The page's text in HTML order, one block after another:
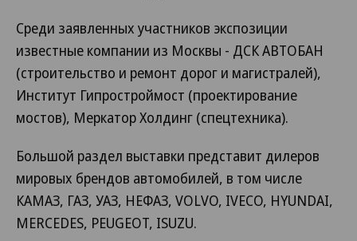
Среди заявленных участников экспозиции
известные компании из Москвы - ДСК АВТОБАН
(строительство и ремонт дорог и магистралей),
Институт Гипростроймост (проектирование
мостов), Меркатор Холдинг (спецтехника).
Большой раздел выставки представит дилеров
мировых брендов автомобилей, в том числе
КАМАЗ, ГАЗ, УАЗ, НЕФАЗ, VOLVO, IVECO, HYUNDAI,
MERCEDES, PEUGEOT, ISUZU.